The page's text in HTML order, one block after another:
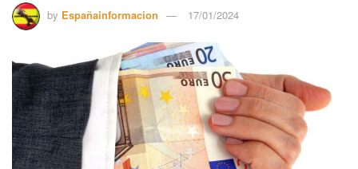
by Españainformacion 17/01/2024